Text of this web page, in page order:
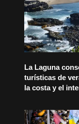
La Laguna
turísticas de
la costa y el